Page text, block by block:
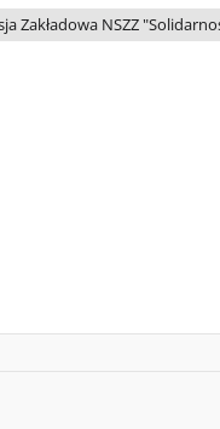
Zakładowa NSZZ